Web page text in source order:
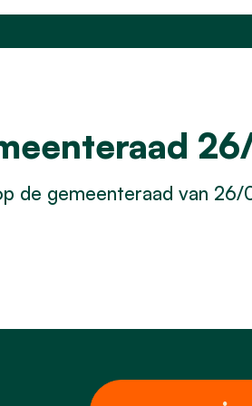
de gemeenteraad van